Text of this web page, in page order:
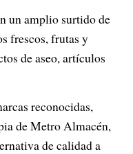
un amplio surtido de
frescos, frutas y
de aseo, artículos
reconocidas,
de Metro Almacén,
de calidad a